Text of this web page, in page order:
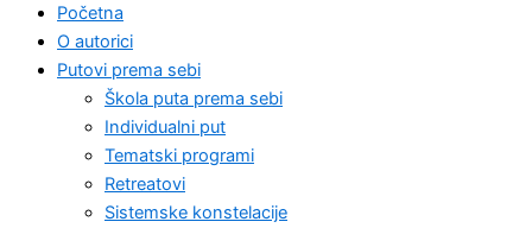
Početna
O autorici
Putovi prema sebi
Škola puta prema sebi
Individualni put
Tematski programi
Retreatovi
Sistemske konstelacije